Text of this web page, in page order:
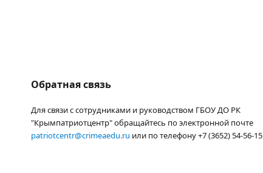
Обратная связь
Для связи с сотрудниками и руководством ГБОУ ДО РК
"Крымпатриотцентр" обращайтесь по электронной почте
patriotcentr@crimeaedu.ru или по телефону +7 (3652) 54-56-15